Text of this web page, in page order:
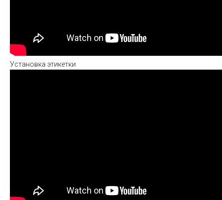
Установка этикетки